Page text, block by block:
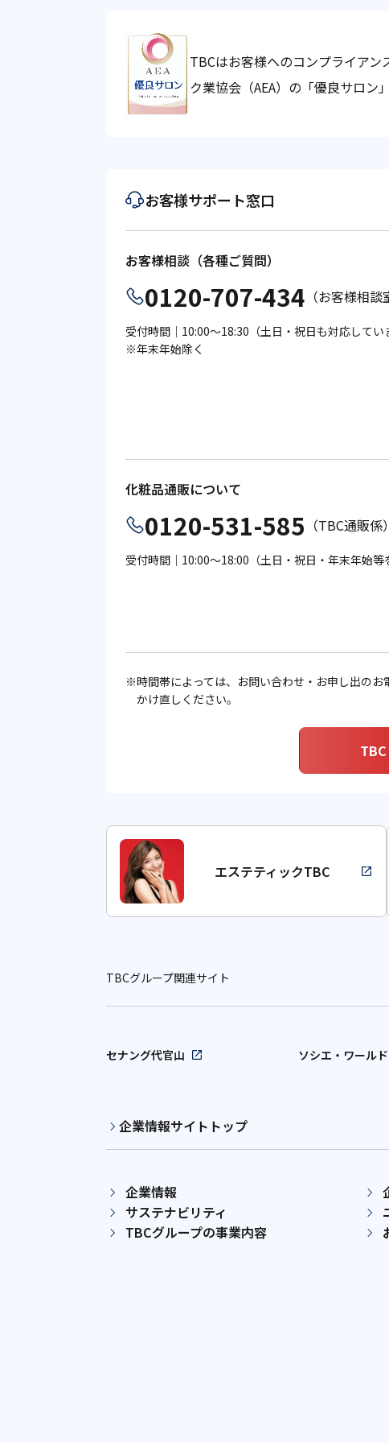
TBCはお客様へのコンプライア
ク業協会（AEA）の「優良サロン
お客様サポート窓口
お客様相談（各種ご質問）
0120-707-434 （お客様相談
受付時間｜10:00～18:30（土日・祝日も対応してい
※年末年始除く
化粧品通販について
0120-531-585 （TBC通販係）
受付時間｜10:00～18:00（土日・祝日・年末年始等
時間帯によっては、お問い合わせ・お申し出の
かけ直しください。
エステティックTBC
TBCグループ関連サイト
セナング代官山 ソシエ・ワールド
企業情報サイトトップ
企業情報
サステナビリティ
TBCグループの事業内容